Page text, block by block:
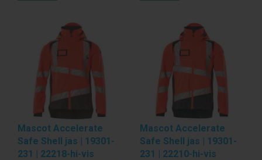
Mascot Accelerate
Safe Shell jas | 19301-
231 | 22218-hi-vis
Mascot Accelerate
Safe Shell jas | 19301-
231 | 22210-hi-vis